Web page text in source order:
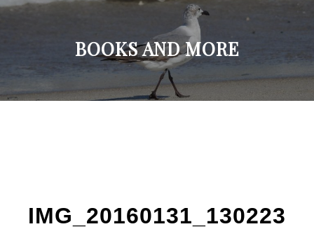
BOOKS AND MORE
IMG_20160131_130223